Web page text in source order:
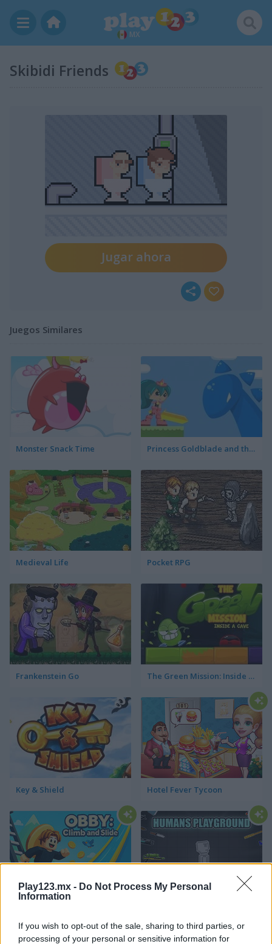
Play123.mx - Do Not Process My Personal
Information
If you wish to opt-out of the sale, sharing to third parties, or
processing of your personal or sensitive information for
MX
Skibidi Friends
Jugar ahora
Juegos Similares
Monster Snack Time Princess Goldblade and the Dangerous Water
Medieval Life Pocket RPG
Frankenstein Go The Green Mission: Inside a Cave
Key & Shield Hotel Fever Tycoon
Obby: Climb and Slide